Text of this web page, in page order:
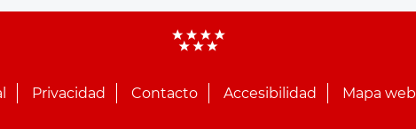
Privacidad Contacto Accesibilidad Mapa web